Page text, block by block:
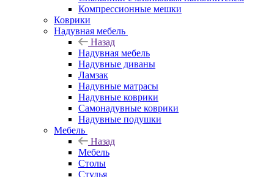
Компрессионные мешки
Коврики
Надувная мебель
Назад
Надувная мебель
Надувные диваны
Ламзак
Надувные матрасы
Надувные коврики
Самонадувные коврики
Надувные подушки
Мебель
Назад
Мебель
Столы
Стулья